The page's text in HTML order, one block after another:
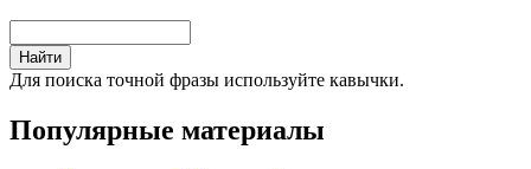
Для поиска точной фразы используйте кавычки.
Популярные материалы